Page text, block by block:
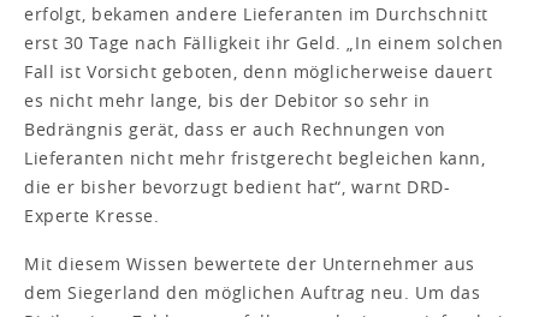
erfolgt, bekamen andere Lieferanten im Durchschnitt
erst 30 Tage nach Fälligkeit ihr Geld. „In einem solchen
Fall ist Vorsicht geboten, denn möglicherweise dauert
es nicht mehr lange, bis der Debitor so sehr in
Bedrängnis gerät, dass er auch Rechnungen von
Lieferanten nicht mehr fristgerecht begleichen kann,
die er bisher bevorzugt bedient hat“, warnt DRD-
Experte Kresse.
Mit diesem Wissen bewertete der Unternehmer aus
dem Siegerland den möglichen Auftrag neu. Um das